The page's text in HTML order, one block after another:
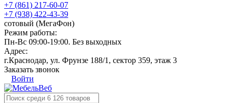
+7 (861) 217-60-07
+7 (938) 422-43-39
сотовый (МегаФон)
Режим работы:
Пн-Вс 09:00-19:00. Без выходных
Адрес:
г.Краснодар, ул. Фрунзе 188/1, сектор 359, этаж 3
Заказать звонок
Войти